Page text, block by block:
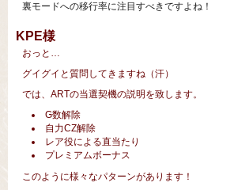
裏モードへの移行率に注目すべきですよね！
KPE様
おっと…
グイグイと質問してきますね（汗）
では、ARTの当選契機の説明を致します。
G数解除
自力CZ解除
レア役による直当たり
プレミアムボーナス
このように様々なパターンがあります！